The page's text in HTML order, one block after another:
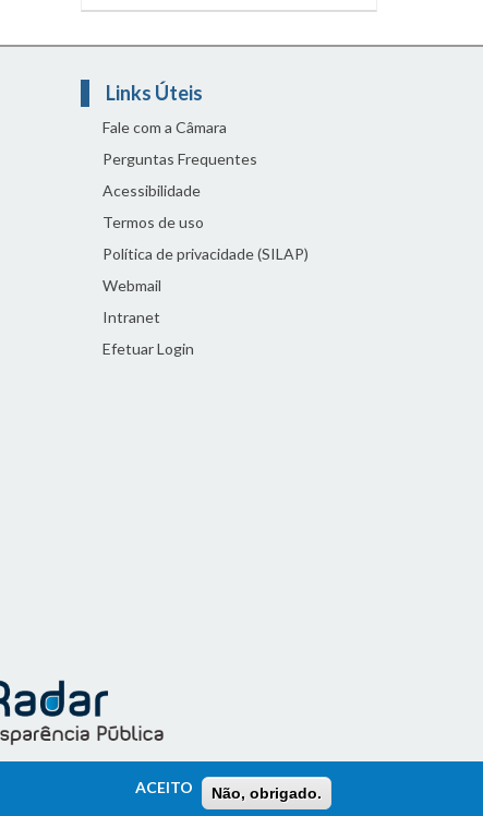
Links Úteis
Fale com a Câmara
Perguntas Frequentes
Acessibilidade
Termos de uso
Política de privacidade (SILAP)
Webmail
Intranet
Efetuar Login
ACEITO Não, obrigado.